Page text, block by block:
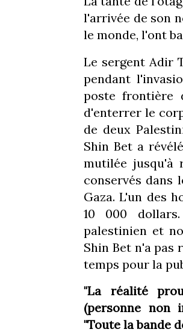
l'arrivée de son
le monde, l'ont
Le sergent Adir
pendant
poste frontière
d'enterrer le
de deux
Shin Bet a
mutilée jusqu'à
conservés dans
Gaza. L'un des
10 000
palestinien et
Shin Bet n'a pas
temps pour la
"La réalité
(personne non
"Toute la bande